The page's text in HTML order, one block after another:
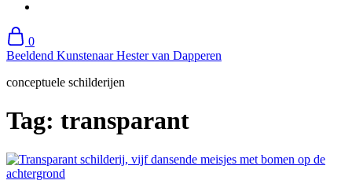
0
Beeldend Kunstenaar Hester van Dapperen
conceptuele schilderijen
Tag: transparant